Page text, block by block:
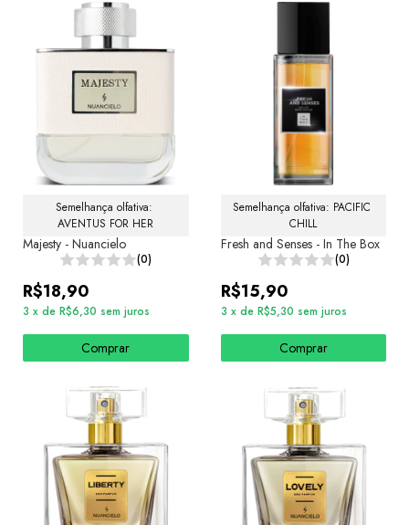
Semelhança olfativa:
AVENTUS FOR HER
Majesty - Nuancielo
(0)
R$18,90
3 x de R$6,30 sem juros
Comprar
Semelhança olfativa: PACIFIC
CHILL
Fresh and Senses - In The Box
(0)
R$15,90
3 x de R$5,30 sem juros
Comprar